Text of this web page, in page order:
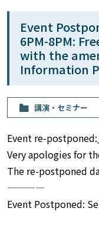
Event
6PM-8PM:
with the
Information
講演・セミナー
Event re-postponed:_
Very apologies for
The re-postponed
————
Event Postponed: